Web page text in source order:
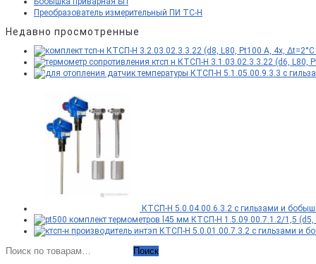
Преобразователь измерительный ПИ ТС-Н
Недавно просмотренные
КТСП-Н 3.2.03.02.3.3.22 (d8, L80, Pt100 A, 4х,
КТСП-Н 3.1.03.02.3.3.22 (d6, L80,
КТСП-Н 5.1.05.00.9.3.3 с
КТСП-Н 5.0.04.00.6.3.2 с гильзами и
КТСП-Н 1.5.09.00.7.1.2/1,5 (d5,
КТСП-Н 5.0.01.00.7.3.2 с гильзами и
Искать:
Поиск